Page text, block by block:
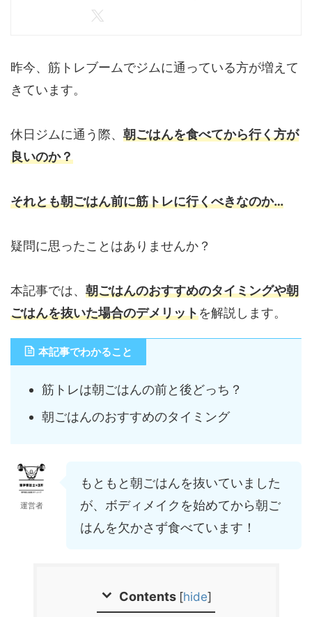
昨今、筋トレブームでジムに通っている方が増えて
きています。
休日ジムに通う際、 朝ごはんを食べてから行く方が
良いのか？
それとも朝ごはん前に筋トレに行くべきなのか…
疑問に思ったことはありませんか？
本記事では、 朝ごはんのおすすめのタイミングや朝
ごはんを抜いた場合のデメリットを解説します。
本記事でわかること
筋トレは朝ごはんの前と後どっち？
朝ごはんのおすすめのタイミング
運営者
もともと朝ごはんを抜いていました
が、ボディメイクを始めてから朝ご
はんを欠かさず食べています！
Contents [hide]